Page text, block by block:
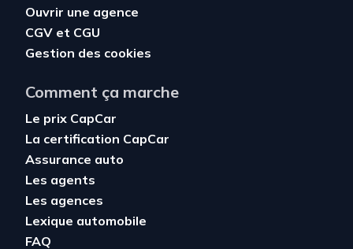
Ouvrir une agence
CGV et CGU
Gestion des cookies
Comment ça marche
Le prix CapCar
La certification CapCar
Assurance auto
Les agents
Les agences
Lexique automobile
FAQ